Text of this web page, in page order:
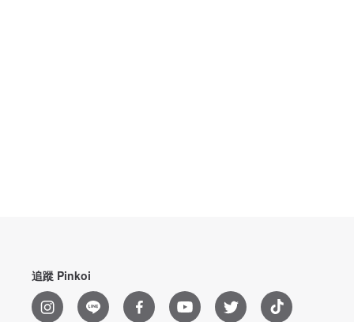
追蹤 Pinkoi